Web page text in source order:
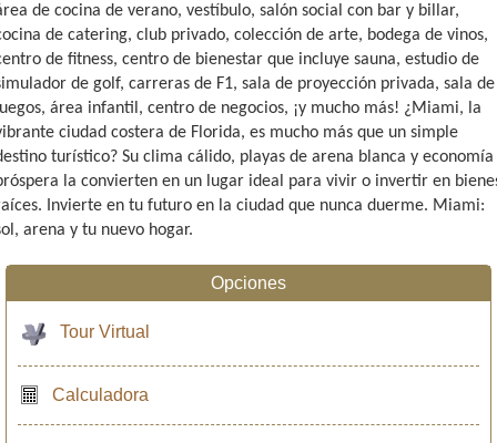
de cocina de verano, vestíbulo, salón social con bar y billar,
de catering, club privado, colección de arte, bodega de vinos,
de fitness, centro de bienestar que incluye sauna, estudio de
de golf, carreras de F1, sala de proyección privada, sala de
área infantil, centro de negocios, ¡y mucho más! ¿Miami, la
ciudad costera de Florida, es mucho más que un simple
turístico? Su clima cálido, playas de arena blanca y economía
la convierten en un lugar ideal para vivir o invertir en
Invierte en tu futuro en la ciudad que nunca duerme. Miami:
arena y tu nuevo hogar.
Opciones
Tour Virtual
Calculadora